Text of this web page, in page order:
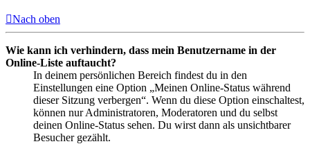
Nach oben
Wie kann ich verhindern, dass mein Benutzername in der
Online-Liste auftaucht?
In deinem persönlichen Bereich findest du in den
Einstellungen eine Option „Meinen Online-Status während
dieser Sitzung verbergen“. Wenn du diese Option einschaltest,
können nur Administratoren, Moderatoren und du selbst
deinen Online-Status sehen. Du wirst dann als unsichtbarer
Besucher gezählt.